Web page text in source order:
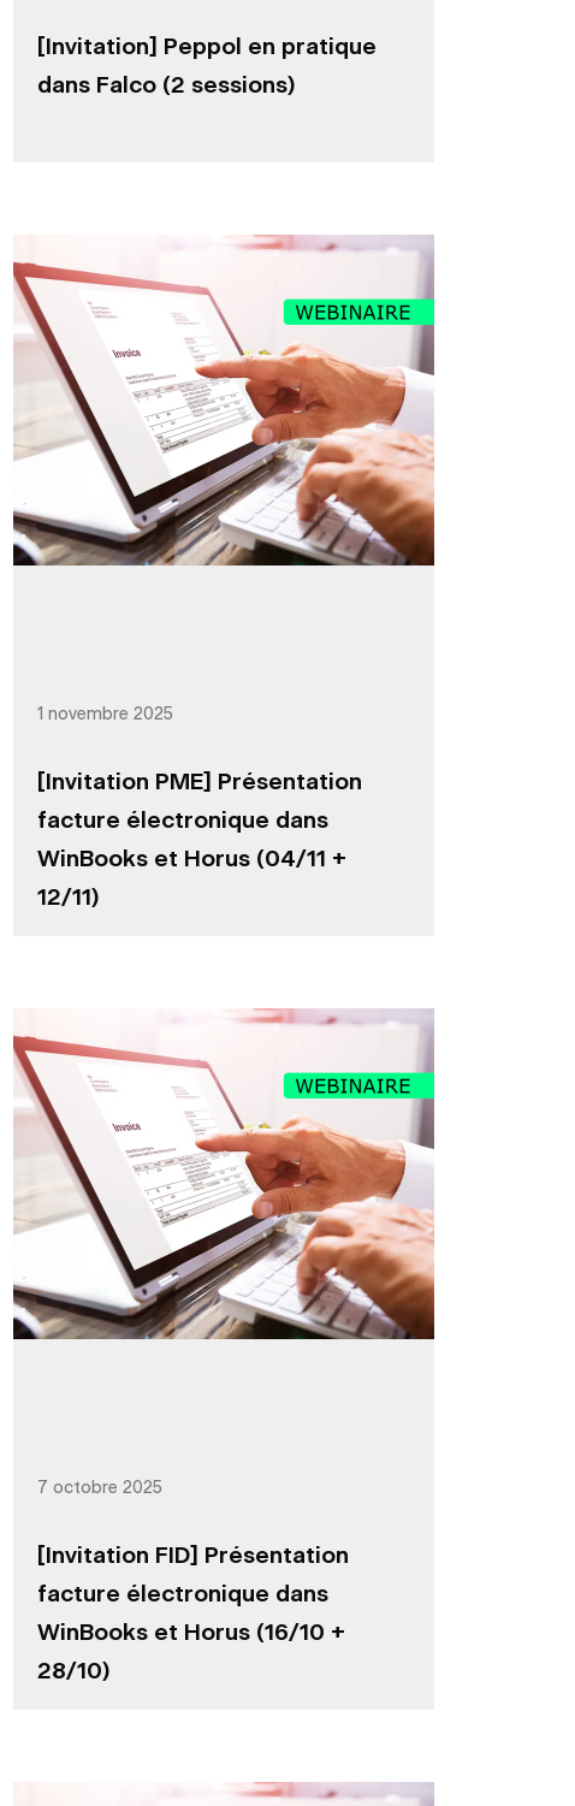
[Invitation] Peppol en pratique
dans Falco (2 sessions)
[Invitation PME] Présentation
facture électronique dans
WinBooks et Horus (04/11 +
12/11)
1 novembre 2025
[Invitation FID] Présentation
facture électronique dans
WinBooks et Horus (16/10 +
28/10)
7 octobre 2025